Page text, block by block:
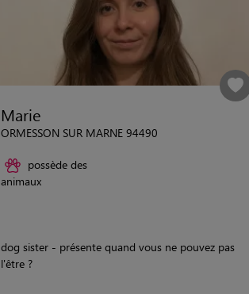
Marie
ORMESSON SUR MARNE 94490
possède des
animaux
dog sister - présente quand vous ne pouvez pas
l'être ?